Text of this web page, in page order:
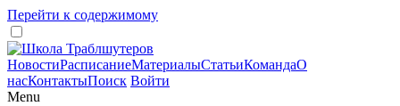
Перейти к содержимому
НовостиРасписаниеМатериалыСтатьиКомандаО
насКонтактыПоиск Войти
Menu